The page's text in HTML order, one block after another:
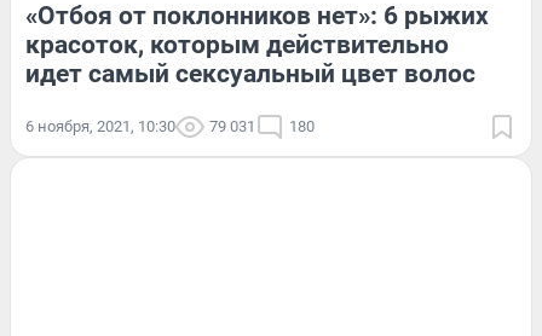
«Отбоя от поклонников нет»: 6 рыжих
красоток, которым действительно
идет самый сексуальный цвет волос
6 ноября, 2021, 10:30 79 031 180